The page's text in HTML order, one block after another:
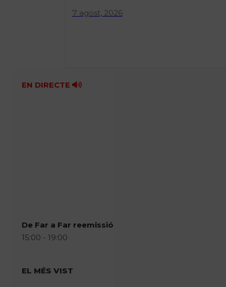
7 agost, 2026
EN DIRECTE
De Far a Far reemissió
15:00 - 19:00
EL MÉS VIST